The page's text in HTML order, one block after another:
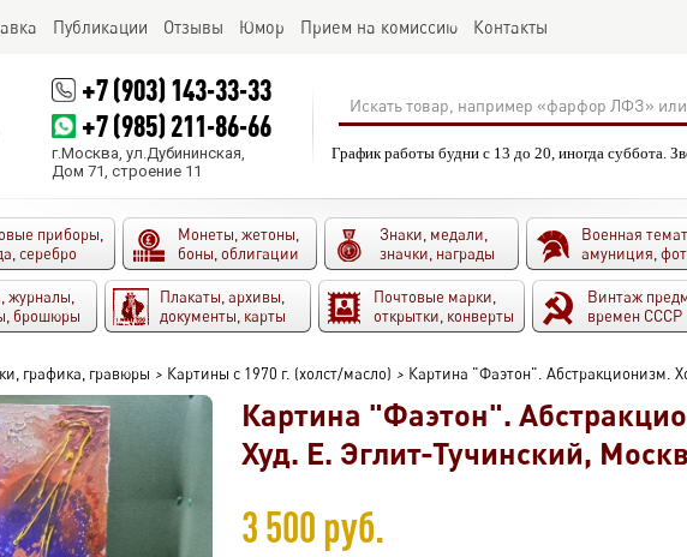
Публикации Отзывы Юмор Прием на комиссию Контакты
+7 (903) 143-33-33
+7 (985) 211-86-66
г.Москва, ул.Дубининская,
Дом 71, строение 11
График работы будни с 13 до 20, иногда суббота.
приборы,
серебро
Монеты, жетоны,
боны, облигации
Знаки, медали,
значки, награды
Военная
амуниция,
журналы,
брошюры
Плакаты, архивы,
документы, карты
Почтовые марки,
открытки, конверты
Винтаж
времен СССР
графика, гравюры > Картины с 1970 г. (холст/масло) > Картина "Фаэтон". Абстракционизм.
Картина "Фаэтон".
Худ. Е. Эглит-Тучинский,
3 500 руб.